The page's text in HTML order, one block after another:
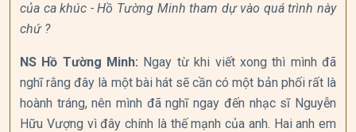
của ca khúc - Hồ Tường Minh tham dự vào quá trình này
chứ ?
NS Hồ Tường Minh: Ngay từ khi viết xong thì mình đã
nghĩ rằng đây là một bài hát sẽ cần có một bản phối rất là
hoành tráng, nên mình đã nghĩ ngay đến nhạc sĩ Nguyễn
Hữu Vượng vì đây chính là thế mạnh của anh. Hai anh em